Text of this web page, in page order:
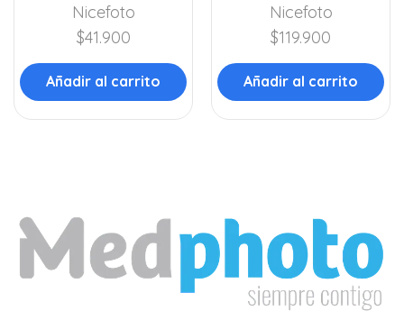
Nicefoto
$41.900
Añadir al carrito
Nicefoto
$119.900
Añadir al carrito